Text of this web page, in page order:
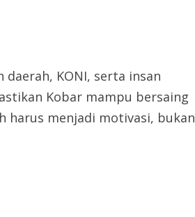
KONI, serta insan
Kobar mampu bersaing
harus menjadi motivasi, bukan